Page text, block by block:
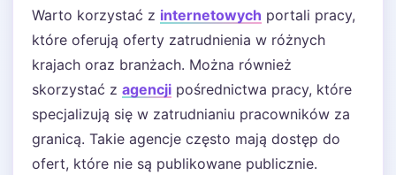
Warto korzystać z internetowych portali pracy,
które oferują oferty zatrudnienia w różnych
krajach oraz branżach. Można również
skorzystać z agencji pośrednictwa pracy, które
specjalizują się w zatrudnianiu pracowników za
granicą. Takie agencje często mają dostęp do
ofert, które nie są publikowane publicznie.